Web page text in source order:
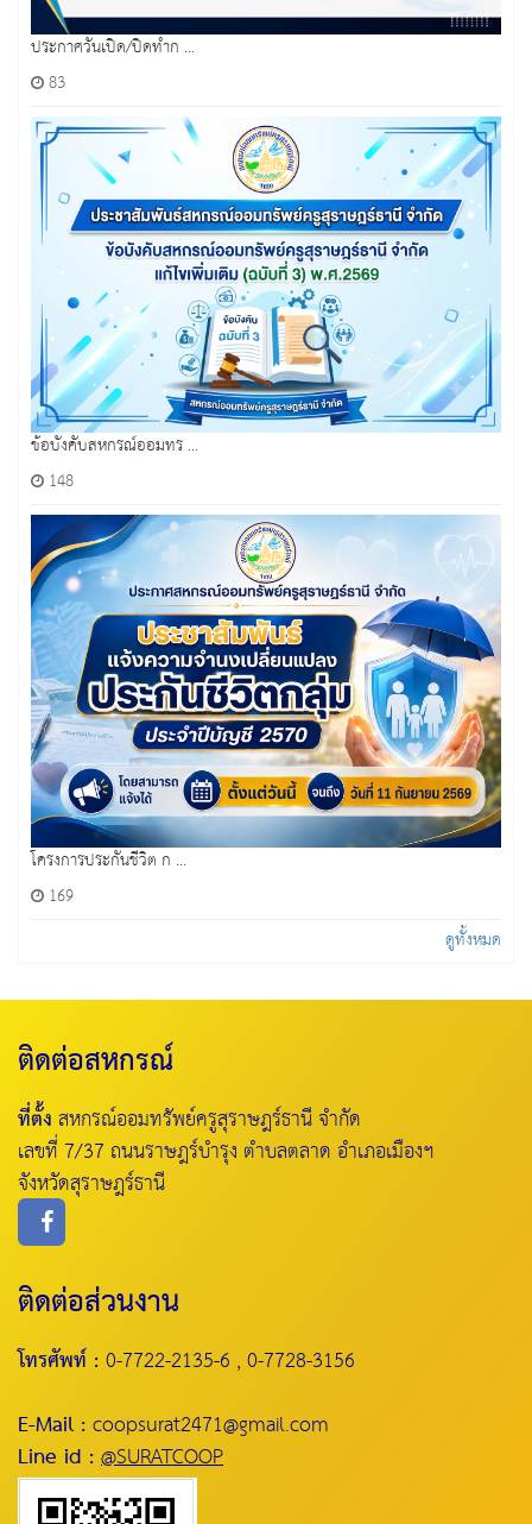
ประกาศวันเปิด/ปิดทำก ...
83
ข้อบังคับสหกรณ์ออมทร ...
148
โครงการประกันชีวิต ก ...
169
ดูทั้งหมด
ติดต่อสหกรณ์
ที่ตั้งสหกรณ์ออมทรัพย์ครูสุราษฎร์ธานี จำกัด
เลขที่ 7/37 ถนนราษฎร์บำรุง ตำบลตลาด อำเภอเมืองฯ
จังหวัดสุราษฎร์ธานี
ติดต่อส่วนงาน
โทรศัพท์ :0-7722-2135-6 , 0-7728-3156
E-Mail :coopsurat2471@gmail.com
Line id :@SURATCOOP